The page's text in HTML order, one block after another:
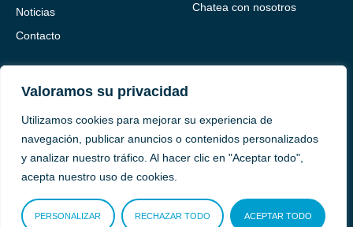
Valoramos su privacidad
Utilizamos cookies para mejorar su experiencia de
navegación, publicar anuncios o contenidos personalizados
y analizar nuestro tráfico. Al hacer clic en "Aceptar todo",
acepta nuestro uso de cookies.
PERSONALIZAR RECHAZAR TODO ACEPTAR TODO
Noticias
Contacto
Chatea con nosotros
Adity Seguros – Mapa del Sitio –